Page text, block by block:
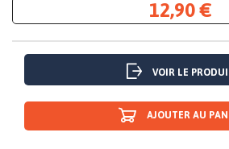
12,90 €
VOIR LE
AJOUTER AU